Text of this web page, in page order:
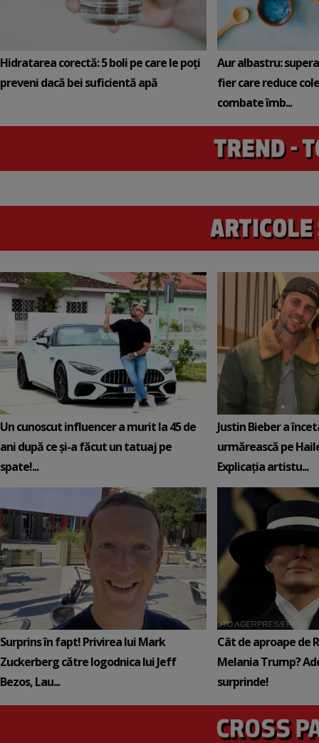
Hidratarea corectă: 5 boli pe care le poți
preveni dacă bei suficientă apă
Aur albastru:
fier care reduce
combate îmb...
Un cunoscut influencer a murit la 45 de
ani după ce și-a făcut un tatuaj pe
spate!...
Justin Bieber a
urmărească pe
Explicația artistu...
Surprins în fapt! Privirea lui Mark
Zuckerberg către logodnica lui Jeff
Bezos, Lau...
Cât de aproape de
Melania Trump?
surprinde!